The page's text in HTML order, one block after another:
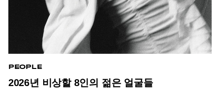
PEOPLE
2026년 비상할 8인의 젊은 얼굴들